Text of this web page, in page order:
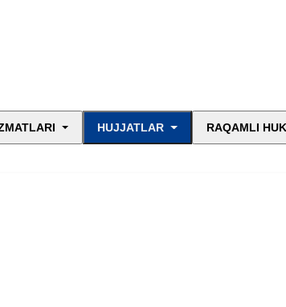
HUJJATLAR RAQAMLI